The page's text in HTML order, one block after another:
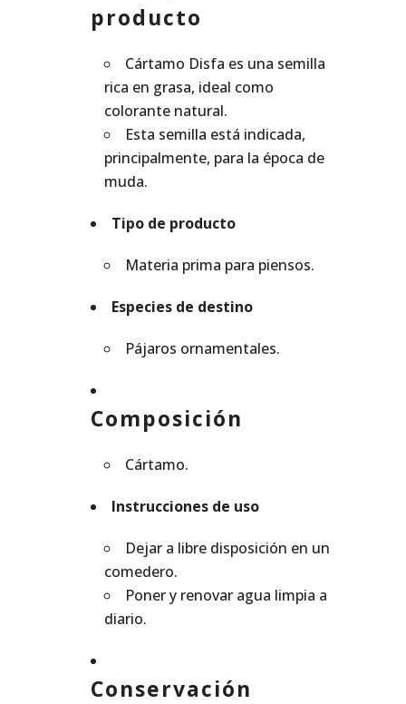
producto
Cártamo Disfa es una semilla
rica en grasa, ideal como
colorante natural.
Esta semilla está indicada,
principalmente, para la época de
muda.
Tipo de producto
Materia prima para piensos.
Especies de destino
Pájaros ornamentales.
Composición
Cártamo.
Instrucciones de uso
Dejar a libre disposición en un
comedero.
Poner y renovar agua limpia a
diario.
Conservación